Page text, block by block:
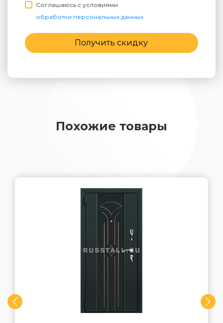
Соглашаюсь с условиями
обработки персональных данных
Получить скидку
Похожие товары